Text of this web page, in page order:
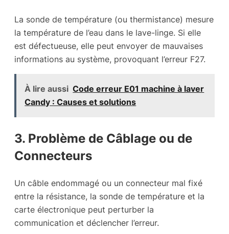
La sonde de température (ou thermistance) mesure
la température de l’eau dans le lave-linge. Si elle
est défectueuse, elle peut envoyer de mauvaises
informations au système, provoquant l’erreur F27.
À lire aussi Code erreur E01 machine à laver
Candy : Causes et solutions
3. Problème de Câblage ou de
Connecteurs
Un câble endommagé ou un connecteur mal fixé
entre la résistance, la sonde de température et la
carte électronique peut perturber la
communication et déclencher l’erreur.